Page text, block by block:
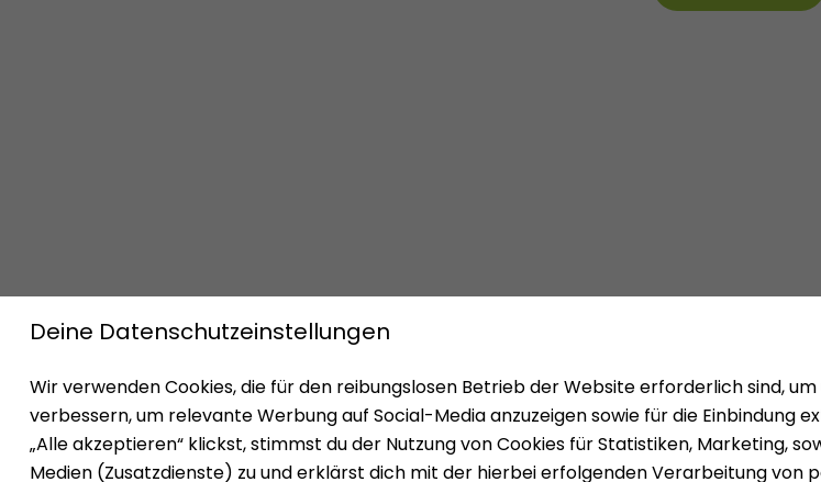
Impressum Mieten